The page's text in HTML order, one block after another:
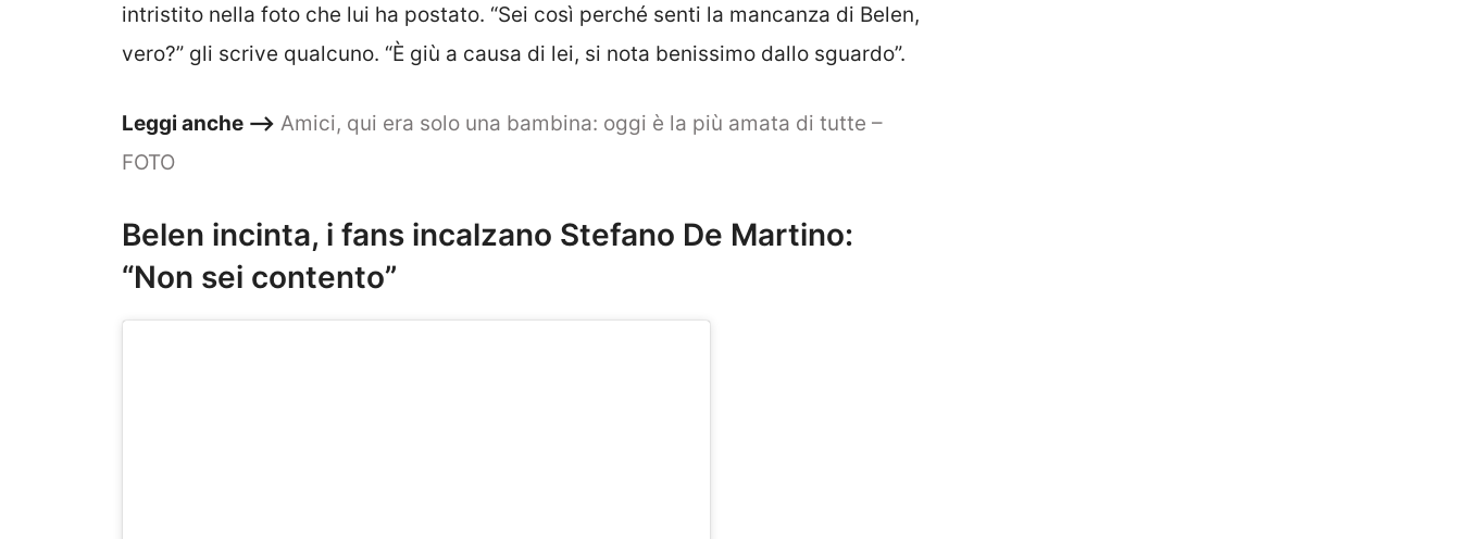
intristito nella foto che lui ha postato. “Sei così perché senti la mancanza di Belen,
vero?” gli scrive qualcuno. “È giù a causa di lei, si nota benissimo dallo sguardo”.
Leggi anche –> Amici, qui era solo una bambina: oggi è la più amata di tutte –
FOTO
Belen incinta, i fans incalzano Stefano De Martino:
“Non sei contento”